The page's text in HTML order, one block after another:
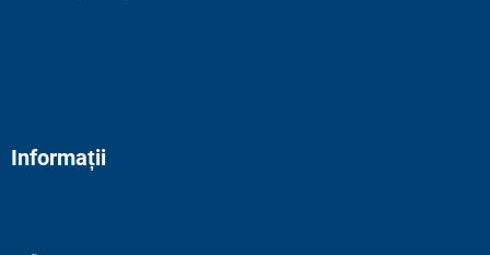
Informații